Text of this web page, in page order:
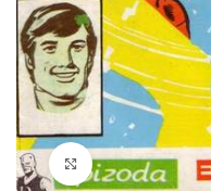
Klikni da povečaš